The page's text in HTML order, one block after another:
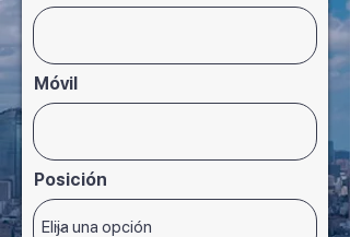
Móvil
Posición